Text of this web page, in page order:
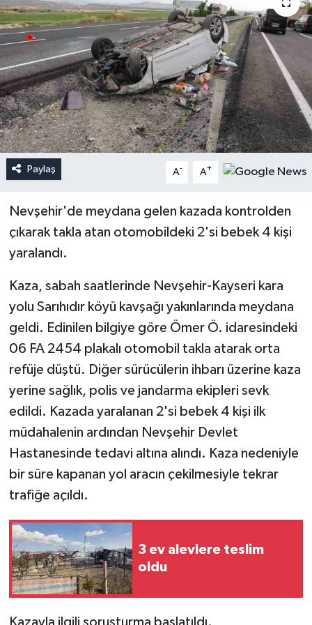
Paylaş A- A+
Nevşehir'de meydana gelen kazada kontrolden
çıkarak takla atan otomobildeki 2'si bebek 4 kişi
yaralandı.
Kaza, sabah saatlerinde Nevşehir-Kayseri kara
yolu Sarıhıdır köyü kavşağı yakınlarında meydana
geldi. Edinilen bilgiye göre Ömer Ö. idaresindeki
06 FA 2454 plakalı otomobil takla atarak orta
refüje düştü. Diğer sürücülerin ihbarı üzerine kaza
yerine sağlık, polis ve jandarma ekipleri sevk
edildi. Kazada yaralanan 2'si bebek 4 kişi ilk
müdahalenin ardından Nevşehir Devlet
Hastanesinde tedavi altına alındı. Kaza nedeniyle
bir süre kapanan yol aracın çekilmesiyle tekrar
trafiğe açıldı.
3 ev alevlere teslim
oldu
Kazayla ilgili soruşturma başlatıldı.